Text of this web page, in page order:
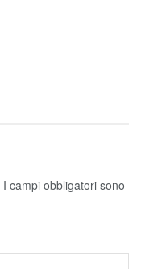
I campi obbligatori sono